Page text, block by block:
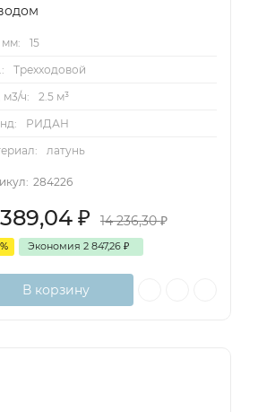
мм:
15
Трехходовой
м3/ч:
2.5 м³
РИДАН
латунь
284226
389,04 ₽ 14 236,30₽
Экономия 2 847,26 ₽
В корзину